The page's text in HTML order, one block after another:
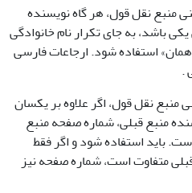
منبع نقل قول، هر گاه نویسنده
باشد، به جای تکرار نام خانوادگی
استفاده شود. ارجاعات فارسی
.
منبع نقل قول، اگر علاوه بر یکسان
منبع قبلی، شماره صفحه منبع
باید استفاده شود و اگر فقط
متفاوت است، شماره صفحه نیز